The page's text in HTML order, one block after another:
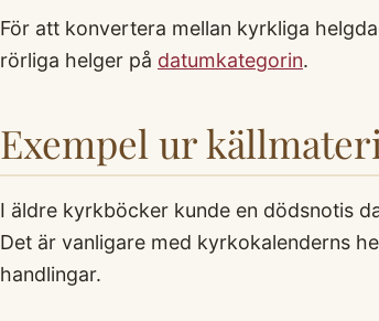
För att konvertera mellan kyrkliga
rörliga helger på datumkategorin.
Exempel ur
I äldre kyrkböcker kunde en dödsnotis
Det är vanligare med kyrkokalenderns
handlingar.